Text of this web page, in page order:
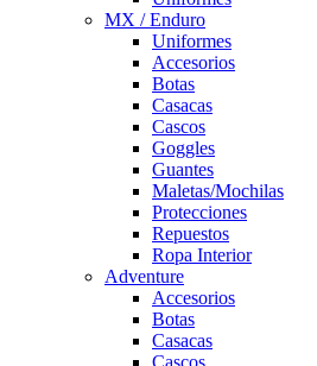
MX / Enduro
Uniformes
Accesorios
Botas
Casacas
Cascos
Goggles
Guantes
Maletas/Mochilas
Protecciones
Repuestos
Ropa Interior
Adventure
Accesorios
Botas
Casacas
Cascos